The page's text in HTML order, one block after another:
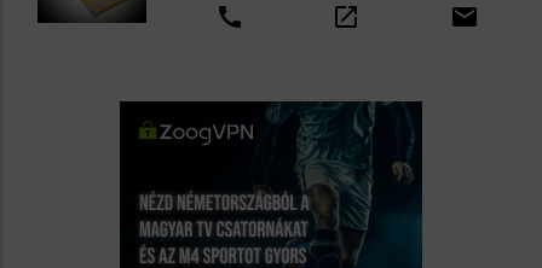
call open_in_new email